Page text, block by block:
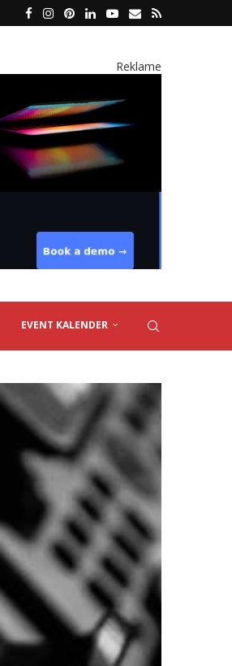
Reklame
EVENT KALENDER